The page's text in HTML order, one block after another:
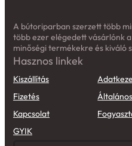
A bútoriparban szerzett több
több ezer elégedett vásárlónk
minőségi termékekre és kiváló
Hasznos linkek
Kiszállítás
Fizetés
Kapcsolat
GYIK